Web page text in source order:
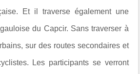
Et il traverse également une
du Capcir. Sans traverser à
sur des routes secondaires et
Les participants se verront